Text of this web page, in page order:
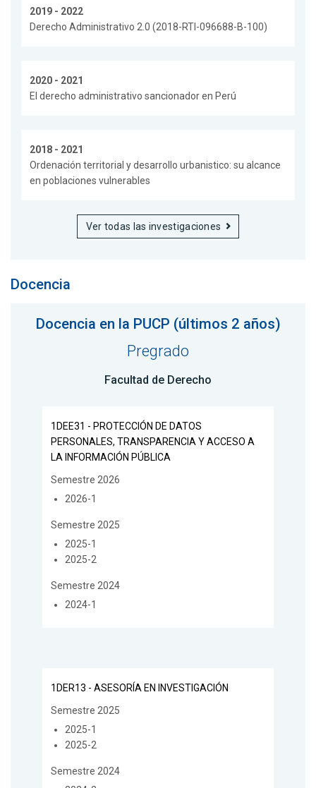
2019 - 2022
Derecho Administrativo 2.0 (2018-RTI-096688-B-100)
2020 - 2021
El derecho administrativo sancionador en Perú
2018 - 2021
Ordenación territorial y desarrollo urbanistico: su alcance
en poblaciones vulnerables
Ver todas las investigaciones
Docencia
Docencia en la PUCP (últimos 2 años)
Pregrado
Facultad de Derecho
1DEE31 - PROTECCIÓN DE DATOS
PERSONALES, TRANSPARENCIA Y ACCESO A
LA INFORMACIÓN PÚBLICA
Semestre 2026
2026-1
Semestre 2025
2025-1
2025-2
Semestre 2024
2024-1
1DER13 - ASESORÍA EN INVESTIGACIÓN
Semestre 2025
2025-1
2025-2
Semestre 2024